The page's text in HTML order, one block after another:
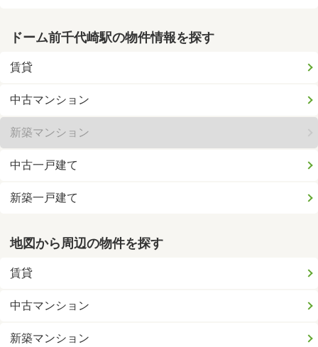
ドーム前千代崎駅の物件情報を探す
賃貸
中古マンション
新築マンション
中古一戸建て
新築一戸建て
地図から周辺の物件を探す
賃貸
中古マンション
新築マンション